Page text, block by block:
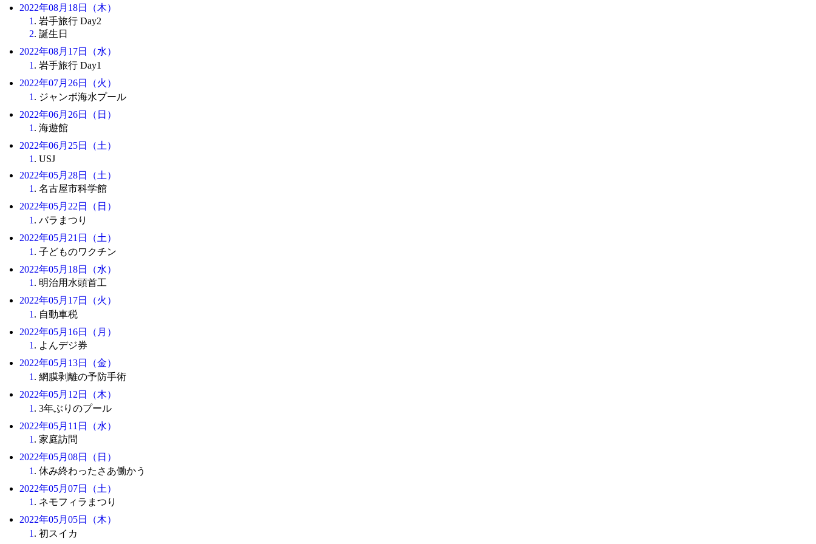
2022年08月18日（木）
1. 岩手旅行 Day2
2. 誕生日
2022年08月17日（水）
1 . 岩手旅行 Day1
2022年07月26日（火）
1 . ジャンボ海水プール
2022年06月26日（日）
1 . 海遊館
2022年06月25日（土）
1 . USJ
2022年05月28日（土）
1. 名古屋市科学館
2022年05月22日（日）
1 . バラまつり
2022年05月21日（土）
1 . 子どものワクチン
2022年05月18日（水）
1 . 明治用水頭首工
2022年05月17日（火）
1 . 自動車税
2022年05月16日（月）
1 . よんデジ券
2022年05月13日（金）
1 . 網膜剥離の予防手術
2022年05月12日（木）
1 . 3年ぶりのプール
2022年05月11日（水）
1 . 家庭訪問
2022年05月08日（日）
1 . 休み終わったさあ働かう
2022年05月07日（土）
1 . ネモフィラまつり
2022年05月05日（木）
1 . 初スイカ